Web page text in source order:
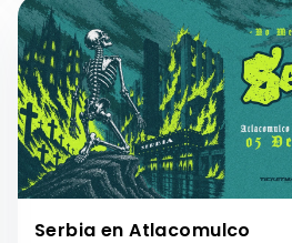
Serbia en Atlacomulco